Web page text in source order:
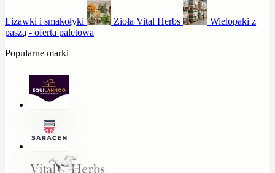
Lizawki i smakołyki Zioła Vital Herbs
Wielopaki z
paszą - oferta paletowa
Popularne marki